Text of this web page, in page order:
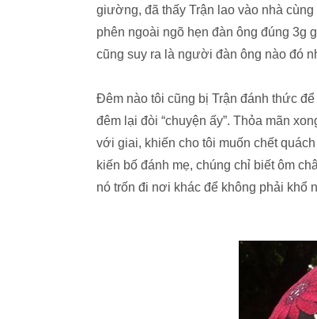
giường, đã thấy Trận lao vào nhà cùng
phên ngoài ngõ hẹn đàn ông đúng 3g
cũng suy ra là người đàn ông nào đó
Đêm nào tôi cũng bị Trận đánh thức
đêm lại đòi “chuyện ấy”. Thỏa mãn
với giai, khiến cho tôi muốn chết
kiến bố đánh mẹ, chúng chỉ biết ôm
nó trốn đi nơi khác để không phải khổ